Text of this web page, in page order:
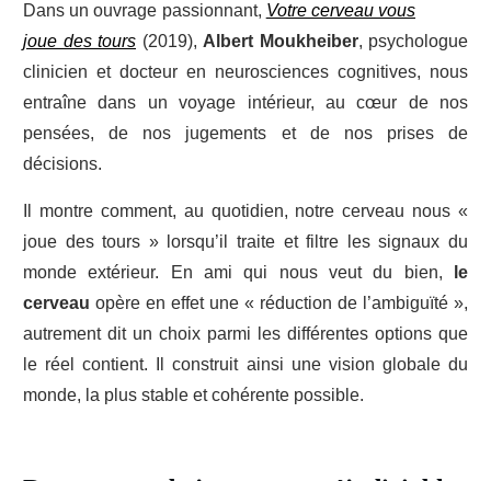
Dans un ouvrage passionnant, Votre cerveau vous
joue des tours (2019), Albert Moukheiber, psychologue
clinicien et docteur en neurosciences cognitives, nous
entraîne dans un voyage intérieur, au cœur de nos
pensées, de nos jugements et de nos prises de
décisions.
Il montre comment, au quotidien, notre cerveau nous «
joue des tours » lorsqu’il traite et filtre les signaux du
monde extérieur. En ami qui nous veut du bien,
le
cerveau opère en effet une « réduction de l’ambiguïté »,
autrement dit un choix parmi les différentes options que
le réel contient. Il construit ainsi une vision globale du
monde, la plus stable et cohérente possible.